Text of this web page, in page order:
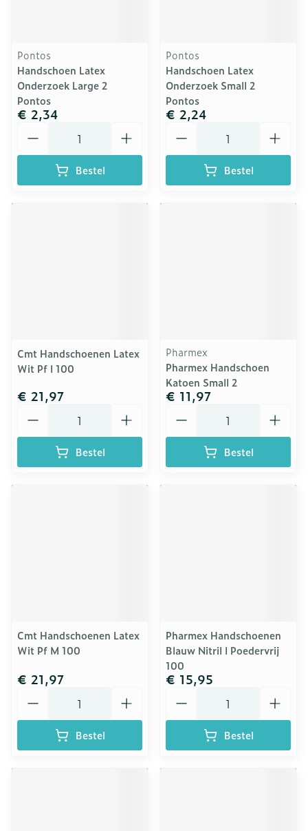
Pontos
Handschoen Latex
Onderzoek Large 2
Pontos
€ 2,34
Bestel
Pontos
Handschoen Latex
Onderzoek Small 2
Pontos
€ 2,24
Bestel
Cmt Handschoenen Latex
Wit Pf l 100
€ 21,97
Bestel
Pharmex
Pharmex Handschoen
Katoen Small 2
€ 11,97
Bestel
Cmt Handschoenen Latex
Wit Pf M 100
€ 21,97
Bestel
Pharmex Handschoenen
Blauw Nitril l Poedervrij
100
€ 15,95
Bestel